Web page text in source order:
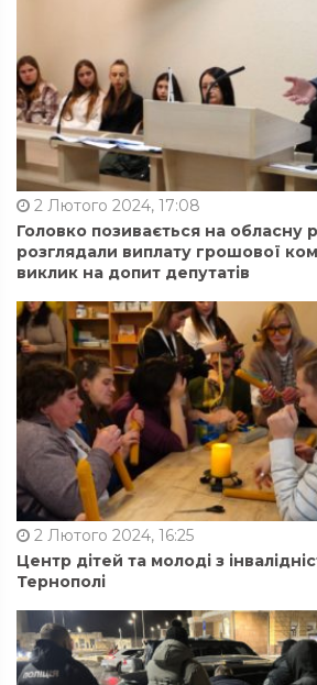
2 Лютого 2024, 17:08
Головко позивається на обласну
розглядали виплату грошової
виклик на допит депутатів
2 Лютого 2024, 16:25
Центр дітей та молоді з
Тернополі